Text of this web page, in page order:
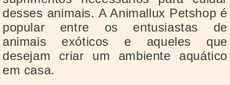
desses animais. A Animallux Petshop é
popular entre os entusiastas de
animais exóticos e aqueles que
desejam criar um ambiente aquático
em casa.